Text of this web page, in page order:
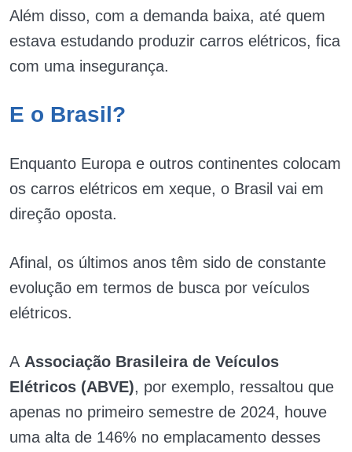
Além disso, com a demanda baixa, até quem
estava estudando produzir carros elétricos, fica
com uma insegurança.
E o Brasil?
Enquanto Europa e outros continentes colocam
os carros elétricos em xeque, o Brasil vai em
direção oposta.
Afinal, os últimos anos têm sido de constante
evolução em termos de busca por veículos
elétricos.
A Associação Brasileira de Veículos
Elétricos (ABVE), por exemplo, ressaltou que
apenas no primeiro semestre de 2024, houve
uma alta de 146% no emplacamento desses